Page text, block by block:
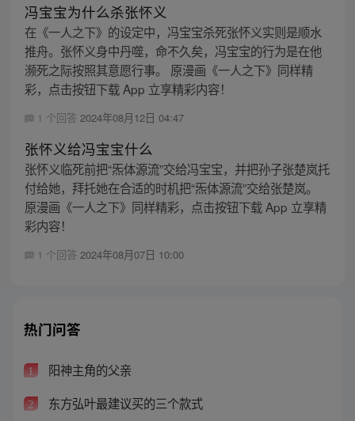
冯宝宝为什么杀张怀义
在《一人之下》的设定中，冯宝宝杀死张怀义实则是顺水
推舟。张怀义身中丹噬，命不久矣，冯宝宝的行为是在他
濒死之际按照其意愿行事。 原漫画《一人之下》同样精
彩，点击按钮下载 App 立享精彩内容！
1 个回答 2024年08月12日 04:47
张怀义给冯宝宝什么
张怀义临死前把“炁体源流”交给冯宝宝，并把孙子张楚岚托
付给她，拜托她在合适的时机把“炁体源流”交给张楚岚。
原漫画《一人之下》同样精彩，点击按钮下载 App 立享精
彩内容！
1 个回答 2024年08月07日 10:00
热门问答
1 阳神主角的父亲
2 东方弘叶最建议买的三个款式